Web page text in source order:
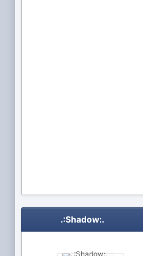
.:Shadow:.